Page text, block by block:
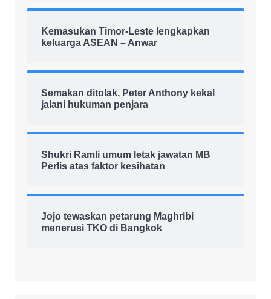
Kemasukan Timor-Leste lengkapkan
keluarga ASEAN – Anwar
Semakan ditolak, Peter Anthony kekal
jalani hukuman penjara
Shukri Ramli umum letak jawatan MB
Perlis atas faktor kesihatan
Jojo tewaskan petarung Maghribi
menerusi TKO di Bangkok